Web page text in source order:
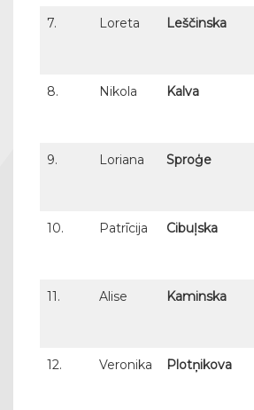
7. Loreta Leščinska
8. Nikola Kalva
9. Loriana Sproģe
10. Patrīcija Cibuļska
11. Alise Kaminska
12. Veronika Plotņikova